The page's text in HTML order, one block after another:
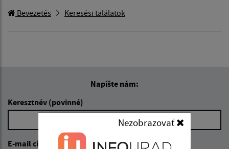
Bevezetés Keresési találatok
Napíšte nám:
Keresztnév (povinné)
E-mail cím (povinné)
Nezobrazovať